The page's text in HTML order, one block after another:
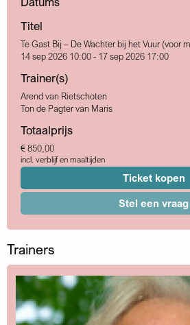
Titel
Te Gast Bij – De Wachter bij het Vuur (voor
14 sep 2026 10:00 - 17 sep 2026 17:00
Trainer(s)
Arend van Rietschoten
Ton de Pagter van Maris
Totaalprijs
€ 850,00
incl. verblijf en maaltijden
Ticket kopen
Stel een vraag
Trainers